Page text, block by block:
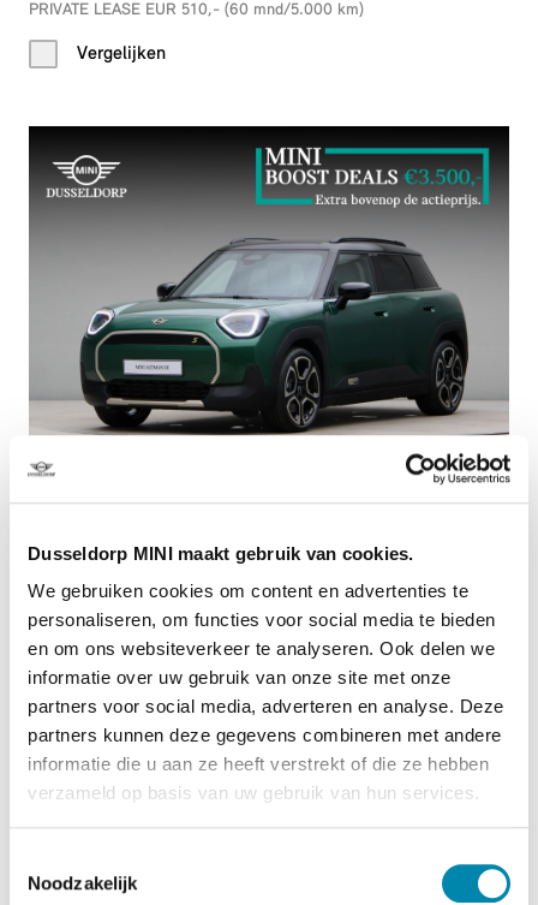
Dusseldorp MINI maakt gebruik van cookies.
We gebruiken cookies om content en advertenties te
personaliseren, om functies voor social media te bieden
en om ons websiteverkeer te analyseren. Ook delen we
informatie over uw gebruik van onze site met onze
partners voor social media, adverteren en analyse. Deze
partners kunnen deze gegevens combineren met andere
informatie die u aan ze heeft verstrekt of die ze hebben
verzameld op basis van uw gebruik van hun services.
Noodzakelijk
PRIVATE LEASE EUR 510,- (60 mnd/5.000 km)
Vergelijken
MINI Aceman
SE Favoured Pakket M
2026 | 10 km Elektrisch
€ 45.252
PRIVATE LEASE EUR 635,- (60 mnd/5.000 km)
Vergelijken